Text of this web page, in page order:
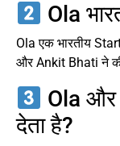
Ola
Ola एक भारतीय
और Ankit Bhati ने
Ola और
देता है?